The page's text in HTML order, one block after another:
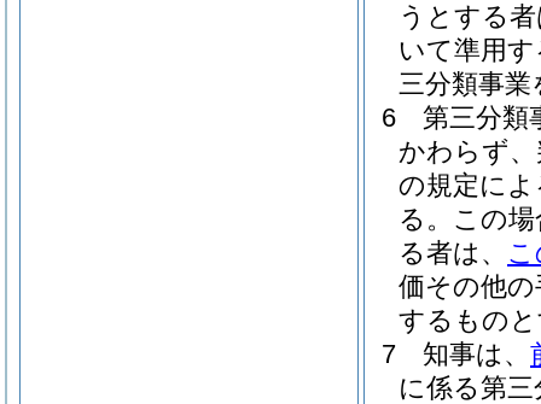
うとする
いて準用
三分類事
6
第三分類
かわらず
の規定に
る。 この
る者は、
価その他
するもの
7
知事は、
に係る第